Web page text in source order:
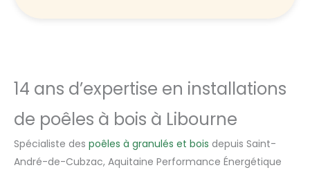
14 ans d’expertise en installations
de poêles à bois à Libourne
Spécialiste des poêles à granulés et bois depuis Saint-
André-de-Cubzac, Aquitaine Performance Énergétique